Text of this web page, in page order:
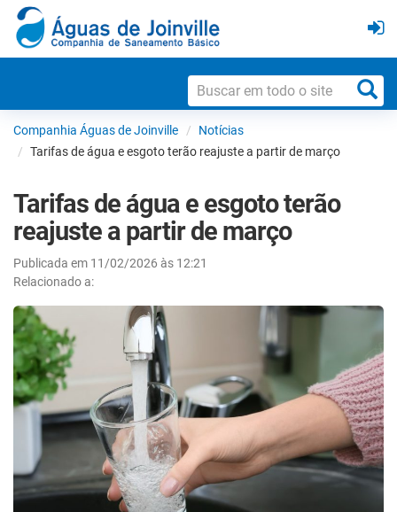
Companhia Águas de Joinville
Notícias
Tarifas de água e esgoto terão reajuste a partir de março
Tarifas de água e esgoto terão
reajuste a partir de março
Publicada em 11/02/2026 às 12:21
Relacionado a: